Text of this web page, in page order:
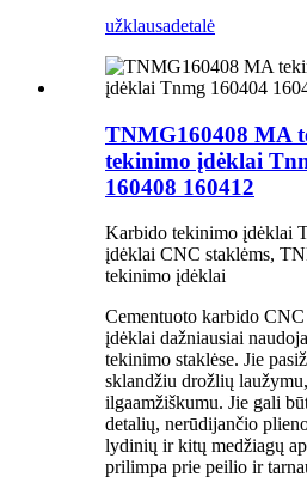
užklausadetalė
TNMG160408 MA
tekinimo įdėklai
160408 160412
Karbido tekinimo įdėklai
įdėklai CNC staklėms,
tekinimo įdėklai
Cementuoto karbido
įdėklai dažniausiai
tekinimo staklėse. Jie
sklandžiu drožlių
ilgaamžiškumu. Jie gali
detalių, nerūdijančio
lydinių ir kitų medžiagų
prilimpa prie peilio ir